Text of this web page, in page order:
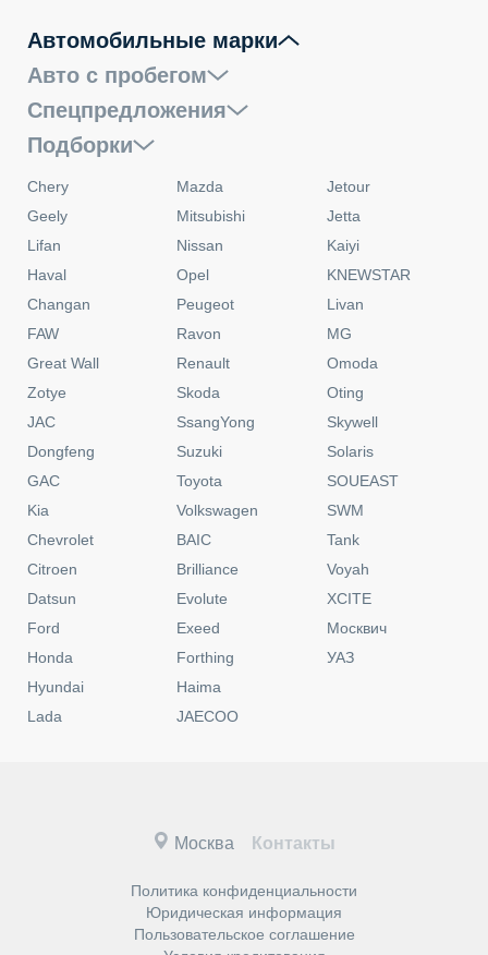
Автомобильные марки
Авто с пробегом
Спецпредложения
Подборки
Chery
Geely
Lifan
Haval
Changan
FAW
Great Wall
Zotye
JAC
Dongfeng
GAC
Kia
Chevrolet
Citroen
Datsun
Ford
Honda
Hyundai
Lada
Mazda
Mitsubishi
Nissan
Opel
Peugeot
Ravon
Renault
Skoda
SsangYong
Suzuki
Toyota
Volkswagen
BAIC
Brilliance
Evolute
Exeed
Forthing
Haima
JAECOO
Jetour
Jetta
Kaiyi
KNEWSTAR
Livan
MG
Omoda
Oting
Skywell
Solaris
SOUEAST
SWM
Tank
Voyah
XCITE
Москвич
УАЗ
Политика конфиденциальности
Юридическая информация
Пользовательское соглашение
Москва Контакты